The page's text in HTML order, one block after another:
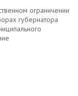
ограничении
губернатора